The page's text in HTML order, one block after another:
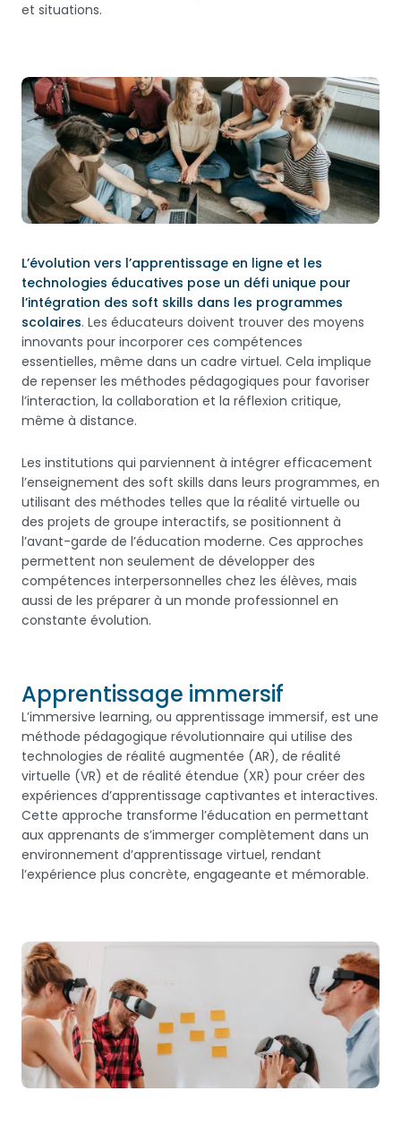
et situations.
L’évolution vers l’apprentissage en ligne et les
technologies éducatives pose un défi unique pour
l’intégration des soft skills dans les programmes
scolaires. Les éducateurs doivent trouver des moyens
innovants pour incorporer ces compétences
essentielles, même dans un cadre virtuel. Cela implique
de repenser les méthodes pédagogiques pour favoriser
l’interaction, la collaboration et la réflexion critique,
même à distance.
Les institutions qui parviennent à intégrer efficacement
l’enseignement des soft skills dans leurs programmes, en
utilisant des méthodes telles que la réalité virtuelle ou
des projets de groupe interactifs, se positionnent à
l’avant-garde de l’éducation moderne. Ces approches
permettent non seulement de développer des
compétences interpersonnelles chez les élèves, mais
aussi de les préparer à un monde professionnel en
constante évolution.
Apprentissage immersif
L’immersive learning, ou apprentissage immersif, est une
méthode pédagogique révolutionnaire qui utilise des
technologies de réalité augmentée (AR), de réalité
virtuelle (VR) et de réalité étendue (XR) pour créer des
expériences d’apprentissage captivantes et interactives.
Cette approche transforme l’éducation en permettant
aux apprenants de s’immerger complètement dans un
environnement d’apprentissage virtuel, rendant
l’expérience plus concrète, engageante et mémorable.